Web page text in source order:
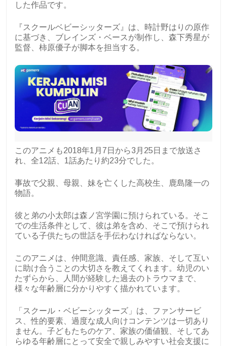
した作品です。
『スクールベビーシッターズ』は、時計野はりの原作
に基づき、ブレインズ・ベースが制作し、森下秀星が
監督、柿原優子が脚本を担当する。
このアニメも2018年1月7日から3月25日まで放送さ
れ、全12話、1話あたり約23分でした。
事故で父親、母親、妹を亡くした高校生、鹿島隆一の
物語。
彼と弟の小太郎は森ノ宮学園に預けられている。そこ
での生活条件として、彼は弟を含め、そこで預けられ
ている子供たちの世話を手伝わなければならない。
このアニメは、仲間意識、責任感、家族、そして互い
に助け合うことの大切さを教えてくれます。幼児のい
たずらから、人間が経験した過去のトラウマまで、
様々な年齢層に分かりやすく描かれています。
「スクール・ベビーシッターズ」は、ファンサービ
ス、性的要素、過度な成人向けコンテンツは一切あり
ません。子どもたちのケア、家族の価値観、そしてあ
らゆる年齢層にとって安全で親しみやすい社会支援に